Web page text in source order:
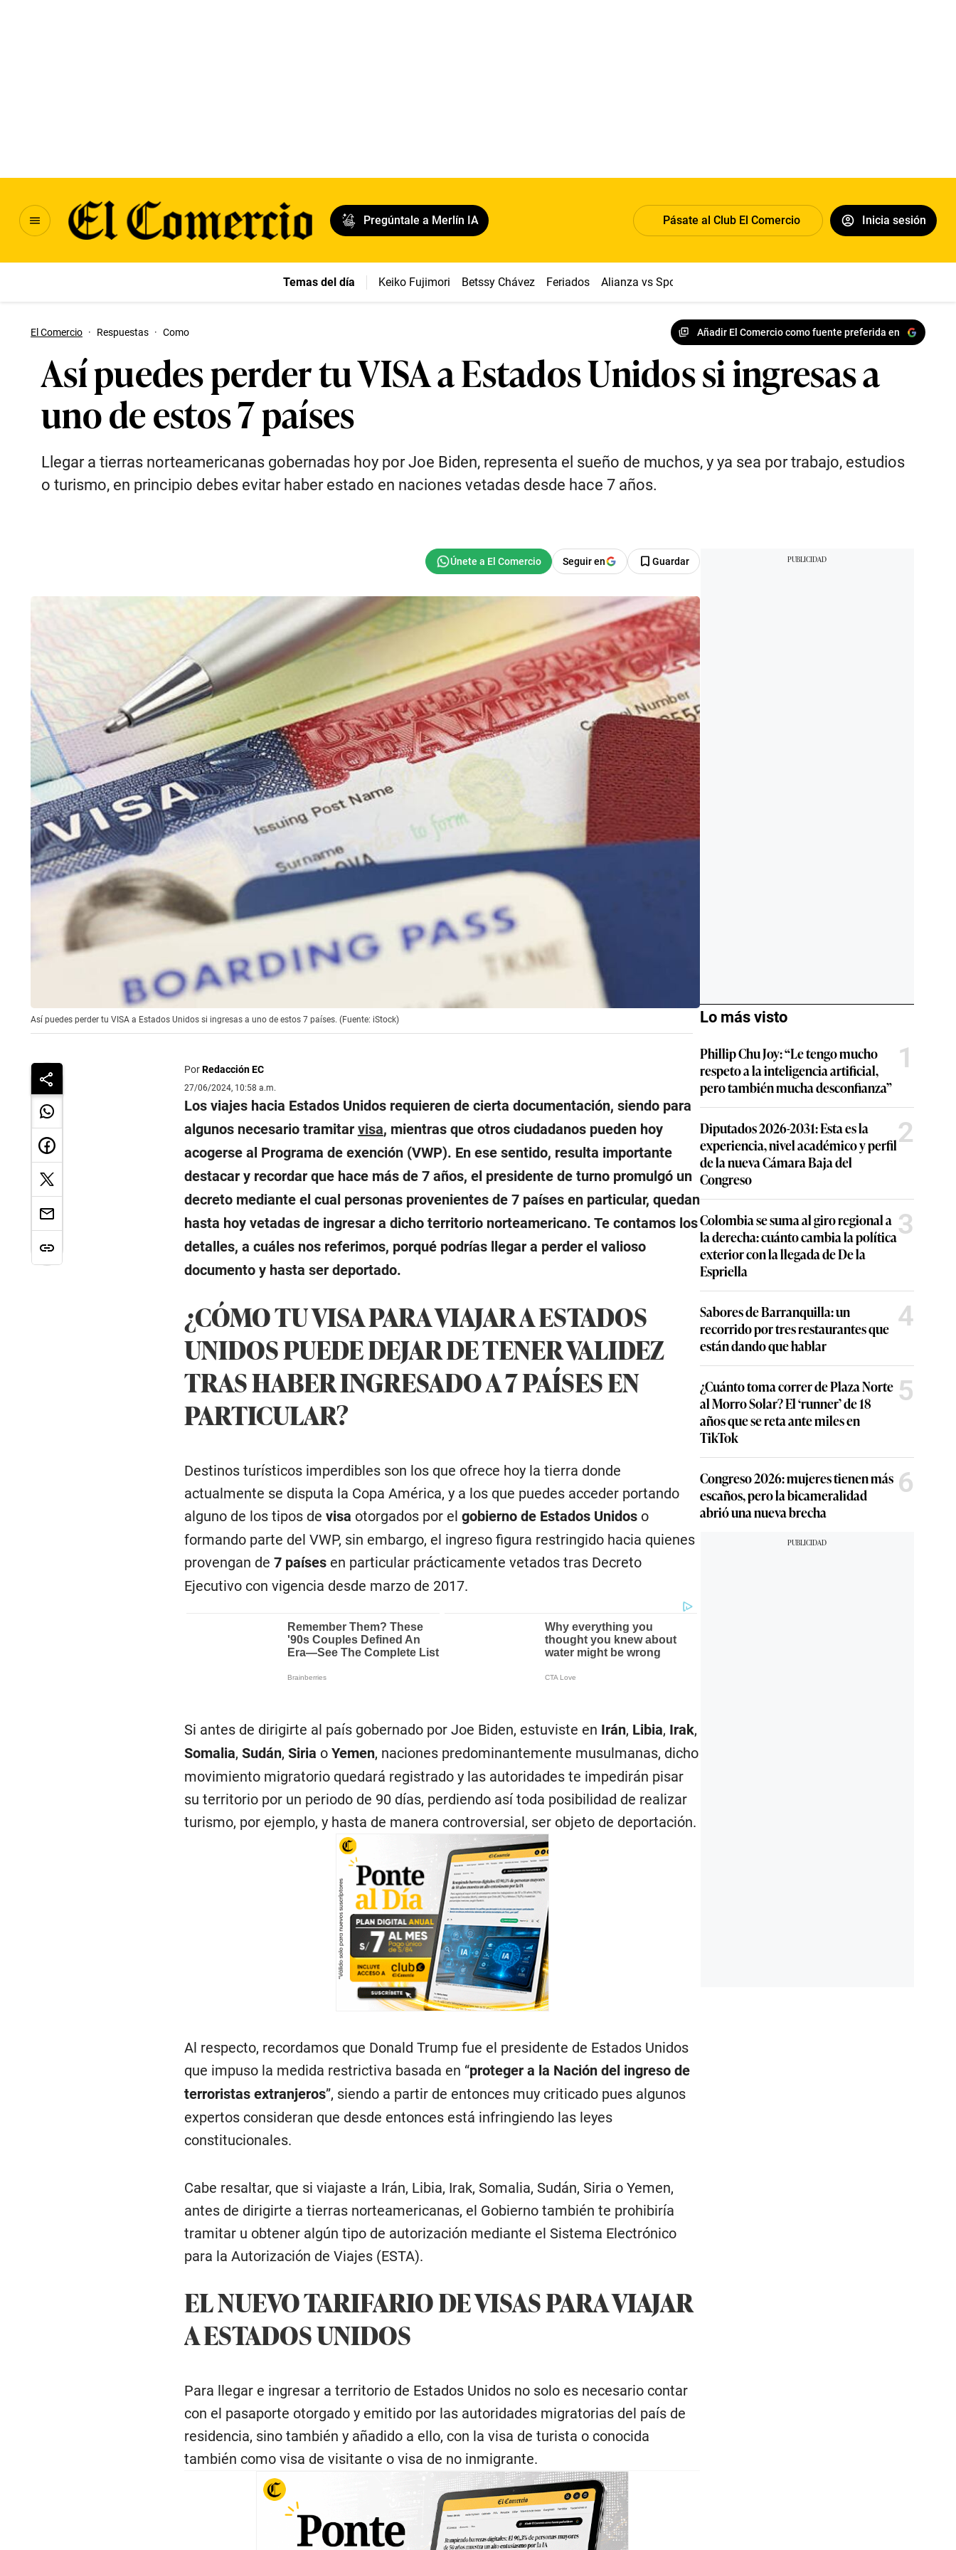
Pregúntale a Merlín IA Pásate al Club El Comercio Inicia sesión
Temas del día Keiko Fujimori Betssy Chávez Feriados Alianza vs Sport Boys
El Comercio · Respuestas · Como Añadir El Comercio como fuente preferida en
Así puedes perder tu VISA a Estados Unidos si ingresas a
uno de estos 7 países
Llegar a tierras norteamericanas gobernadas hoy por Joe Biden, representa el sueño de muchos, y ya sea por trabajo, estudios
o turismo, en principio debes evitar haber estado en naciones vetadas desde hace 7 años.
Seguir en Guardar
Así puedes perder tu VISA a Estados Unidos si ingresas a uno de estos 7 países. (Fuente: iStock)
PorRedacción EC
27/06/2024, 10:58 a.m.
Los viajes hacia Estados Unidos requieren de cierta documentación, siendo para
algunos necesario tramitar visa, mientras que otros ciudadanos pueden hoy
acogerse al Programa de exención (VWP). En ese sentido, resulta importante
destacar y recordar que hace más de 7 años, el presidente de turno promulgó un
decreto mediante el cual personas provenientes de 7 países en particular, quedan
hasta hoy vetadas de ingresar a dicho territorio norteamericano. Te contamos los
detalles, a cuáles nos referimos, porqué podrías llegar a perder el valioso
documento y hasta ser deportado.
¿CÓMO TU VISA PARA VIAJAR A ESTADOS
UNIDOS PUEDE DEJAR DE TENER VALIDEZ
TRAS HABER INGRESADO A 7 PAÍSES EN
PARTICULAR?
Destinos turísticos imperdibles son los que ofrece hoy la tierra donde
actualmente se disputa la Copa América, y a los que puedes acceder portando
alguno de los tipos de visa otorgados por el gobierno de Estados Unidoso
formando parte del VWP, sin embargo, el ingreso figura restringido hacia quienes
provengan de 7 paísesen particular prácticamente vetados tras Decreto
Ejecutivo con vigencia desde marzo de 2017.
Si antes de dirigirte al país gobernado por Joe Biden, estuviste en Irán, Libia, Irak,
Somalia, Sudán, Siria o Yemen, naciones predominantemente musulmanas, dicho
movimiento migratorio quedará registrado y las autoridades te impedirán pisar
su territorio por un periodo de 90 días, perdiendo así toda posibilidad de realizar
turismo, por ejemplo, y hasta de manera controversial, ser objeto de deportación.
Al respecto, recordamos que Donald Trump fue el presidente de Estados Unidos
que impuso la medida restrictiva basada en “proteger a la Nación del ingreso de
terroristas extranjeros”, siendo a partir de entonces muy criticado pues algunos
expertos consideran que desde entonces está infringiendo las leyes
constitucionales.
Cabe resaltar, que si viajaste a Irán, Libia, Irak, Somalia, Sudán, Siria o Yemen,
antes de dirigirte a tierras norteamericanas, el Gobierno también te prohibiría
tramitar u obtener algún tipo de autorización mediante el Sistema Electrónico
para la Autorización de Viajes (ESTA).
EL NUEVO TARIFARIO DE VISAS PARA VIAJAR
A ESTADOS UNIDOS
Para llegar e ingresar a territorio de Estados Unidos no solo es necesario contar
con el pasaporte otorgado y emitido por las autoridades migratorias del país de
residencia, sino también y añadido a ello, con la visa de turista o conocida
también como visa de visitante o visa de no inmigrante.
Lo más visto
Phillip Chu Joy: “Le tengo mucho
respeto a la inteligencia artificial,
pero también mucha desconfianza”
1
Diputados 2026-2031: Esta es la
experiencia, nivel académico y perfil
de la nueva Cámara Baja del
Congreso
2
Colombia se suma al giro regional a
la derecha: cuánto cambia la política
exterior con la llegada de De la
Espriella
3
Sabores de Barranquilla: un
recorrido por tres restaurantes que
están dando que hablar
4
¿Cuánto toma correr de Plaza Norte
al Morro Solar? El ‘runner’ de 18
años que se reta ante miles en
TikTok
5
Congreso 2026: mujeres tienen más
escaños, pero la bicameralidad
abrió una nueva brecha
6